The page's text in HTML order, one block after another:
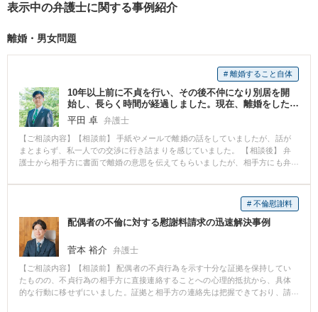
は、一応可能です
表示中の弁護士に関する事例紹介
離婚・男女問題
# 離婚すること自体
10年以上前に不貞を行い、その後不仲になり別居を開
始し、長らく時間が経過しました。現在、離婚をした
いと悩んでいます。
平田 卓 弁護士
【ご相談内容】【相談前】 手紙やメールで離婚の話をしていましたが、話が
まとまらず、私一人での交渉に行き詰まりを感じていました。 【相談後】 弁
護士から相手方に書面で離婚の意思を伝えてもらいましたが、相手方にも弁
した。 そのため、先生に離婚調停を申し立ててもらいました。 相手方、は当
初は離婚自体に強く反対していましたが、先生から粘り強い説得を行ってい
ただいた結果、最終的には離婚に同意してもらうことができ、無事、調停離
婚が成立しました。 〈弁護士からのコメント〉 不貞を行った側(有責配偶者)
からの離婚請求という困難な事案に関するご相談でしたが、婚姻開始時から
現時点までの事情を時系列ごとに詳細に聞き取りし、本件では離婚請求が認
められるべき事情を細かく主張しました。 また、離婚の条件となる財産分
与・慰謝料の金額についても、依頼者と二人三脚で細かな主張・立証を続け
た結果、訴訟までは進まず、無事、調停段階で離婚が成立しました。
# 不倫慰謝料
配偶者の不倫に対する慰謝料請求の迅速解決事例
菅本 裕介 弁護士
【ご相談内容】【相談前】 配偶者の不貞行為を示す十分な証拠を保持してい
たものの、不貞行為の相手方に直接連絡することへの心理的抵抗から、具体
的な行動に移せずにいました。証拠と相手方の連絡先は把握できており、請